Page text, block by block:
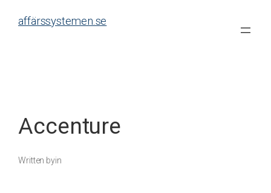
affärssystemen.se
Accenture
Written byin